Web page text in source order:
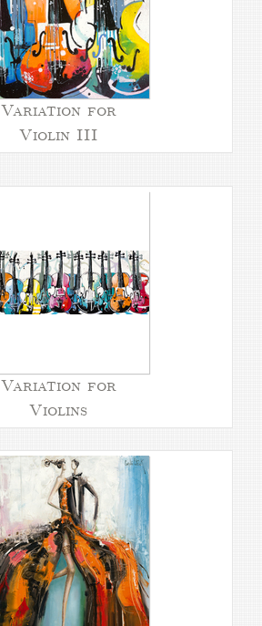
Variation for
Violin III
Variation for
Violins